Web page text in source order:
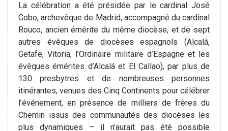
La célébration a été présidée par le cardinal José
Cobo, archevêque de Madrid, accompagné du cardinal
Rouco, ancien émérite du même diocèse, et de sept
autres évêques de diocèses espagnols (Alcalá,
Getafe, Vitoria, l’Ordinaire militaire d’Espagne et les
évêques émérites d’Alcalá et El Callao), par plus de
130 presbytres et de nombreuses personnes
itinérantes, venues des Cinq Continents pour célébrer
l’événement, en présence de milliers de frères du
Chemin issus des communautés des diocèses les
plus dynamiques – il n’aurait pas été possible